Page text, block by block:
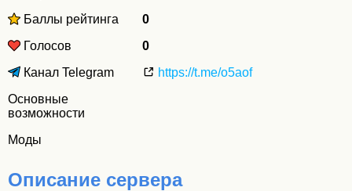
Баллы рейтинга
0
Голосов
0
Канал Telegram
https://t.me/o5aof
Основные
возможности
Моды
Описание сервера